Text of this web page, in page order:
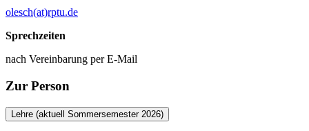
olesch(at)rptu.de
Sprechzeiten
nach Vereinbarung per E-Mail
Zur Person
Lehre (aktuell Sommersemester 2026)